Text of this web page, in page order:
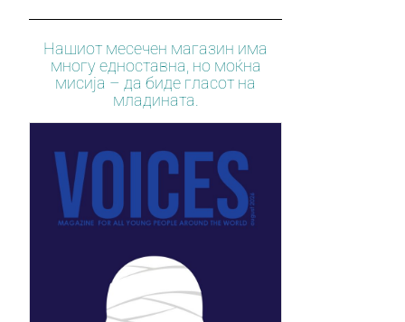
Нашиот месечен магазин има
многу едноставна, но моќна
мисија – да биде гласот на
младината.